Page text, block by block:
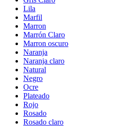
Lila
Marfil
Marron
Marrón Claro
Marron oscuro
Naranja
Naranja claro
Natural
Negro
Ocre
Plateado
Rojo
Rosado
Rosado claro